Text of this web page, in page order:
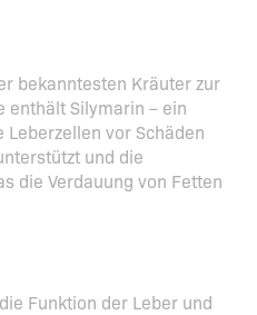
bekanntesten Kräuter zur
enthält Silymarin – ein
vor Schäden
und die
die Verdauung von Fetten
Funktion der Leber und